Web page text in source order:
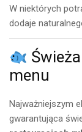
W niektórych
dodaje
menu
Najważniejszym
gwarantująca